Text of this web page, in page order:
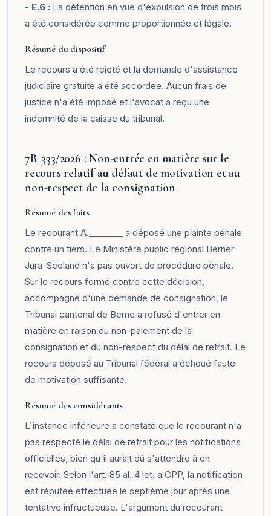
- E.6 : La détention en vue d'expulsion de trois mois
a été considérée comme proportionnée et légale.
Résumé du dispositif
Le recours a été rejeté et la demande d'assistance
judiciaire gratuite a été accordée. Aucun frais de
justice n'a été imposé et l'avocat a reçu une
indemnité de la caisse du tribunal.
7B_333/2026 : Non-entrée en matière sur le
recours relatif au défaut de motivation et au
non-respect de la consignation
Résumé des faits
Le recourant A.________ a déposé une plainte pénale
contre un tiers. Le Ministère public régional Berner
Jura-Seeland n'a pas ouvert de procédure pénale.
Sur le recours formé contre cette décision,
accompagné d'une demande de consignation, le
Tribunal cantonal de Berne a refusé d'entrer en
matière en raison du non-paiement de la
consignation et du non-respect du délai de retrait. Le
recours déposé au Tribunal fédéral a échoué faute
de motivation suffisante.
Résumé des considérants
L'instance inférieure a constaté que le recourant n'a
pas respecté le délai de retrait pour les notifications
officielles, bien qu'il aurait dû s'attendre à en
recevoir. Selon l'art. 85 al. 4 let. a CPP, la notification
est réputée effectuée le septième jour après une
tentative infructueuse. L'argument du recourant